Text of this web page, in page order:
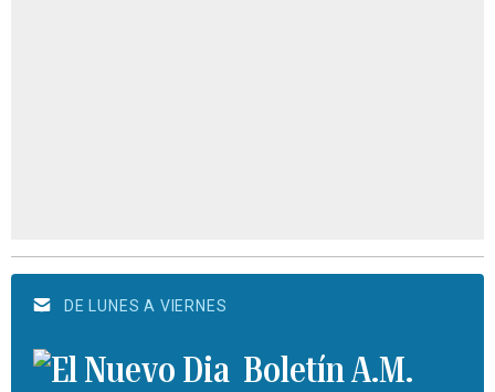
DE LUNES A VIERNES
Boletín A.M.